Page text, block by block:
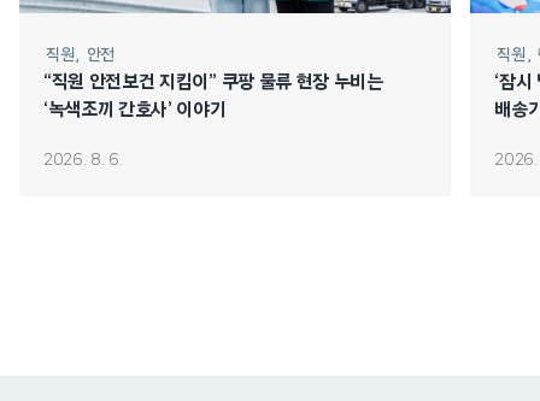
직원 안전
“직원 안전보건 지킴이” 쿠팡 물류 현장 누비는
‘녹색조끼 간호사’ 이야기
2026. 8. 6.
직원
‘잠시
배송
2026.